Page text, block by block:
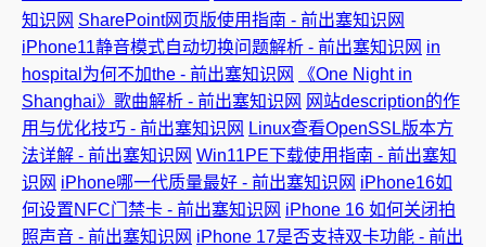
知识网 SharePoint网页版使用指南 - 前出塞知识网
iPhone11静音模式自动切换问题解析 - 前出塞知识网 in
hospital为何不加the - 前出塞知识网
《One Night in
Shanghai》歌曲解析 - 前出塞知识网 网站description的作
用与优化技巧 - 前出塞知识网 Linux查看OpenSSL版本方
法详解 - 前出塞知识网 Win11PE下载使用指南 - 前出塞知
识网 iPhone哪一代质量最好 - 前出塞知识网 iPhone16如
何设置NFC门禁卡 - 前出塞知识网 iPhone 16 如何关闭拍
照声音 - 前出塞知识网 iPhone 17是否支持双卡功能 - 前出